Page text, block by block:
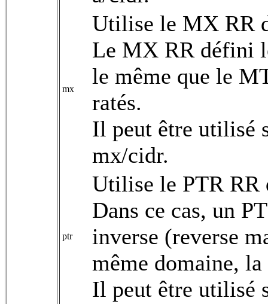
mx
Utilise le MX RR
Le MX RR défini
le même que le
ratés.
Il peut être utilisé
mx/cidr.
ptr
Utilise le PTR
Dans ce cas, un
inverse (reverse
même domaine,
Il peut être utilisé